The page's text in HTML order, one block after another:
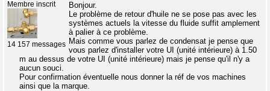
Membre inscrit
14 157 messages
Bonjour.
Le problème de retour d'huile ne se pose pas avec les
systèmes actuels la vitesse du fluide suffit amplement
à palier à ce problème.
Mais comme vous parlez de condensat je pense que
vous parlez d'installer votre UI (unité intérieure) à 1.50
m au dessus de votre UI (unité intérieure) mais je pense qu'il n'y a
aucun souci.
Pour confirmation éventuelle nous donner la réf de vos machines
ainsi que la marque.